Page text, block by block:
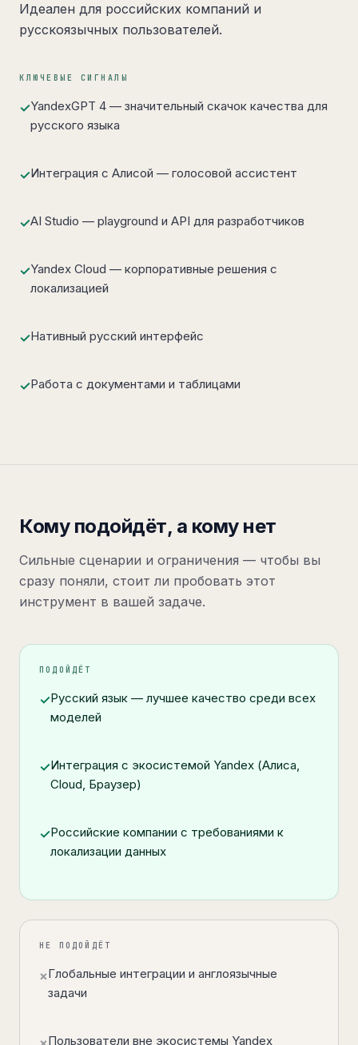
Идеален для российских компаний и
русскоязычных пользователей.
КЛЮЧЕВЫЕ СИГНАЛЫ
✓YandexGPT 4 — значительный скачок качества для
русского языка
✓Интеграция с Алисой — голосовой ассистент
✓AI Studio — playground и API для разработчиков
✓Yandex Cloud — корпоративные решения с
локализацией
✓Нативный русский интерфейс
✓Работа с документами и таблицами
Кому подойдёт, а кому нет
Сильные сценарии и ограничения — чтобы вы
сразу поняли, стоит ли пробовать этот
инструмент в вашей задаче.
ПОДОЙДЁТ
✓Русский язык — лучшее качество среди всех
моделей
✓Интеграция с экосистемой Yandex (Алиса,
Cloud, Браузер)
✓Российские компании с требованиями к
локализации данных
НЕ ПОДОЙДЁТ
×Глобальные интеграции и англоязычные
задачи
Пользователи вне экосистемы Yandex